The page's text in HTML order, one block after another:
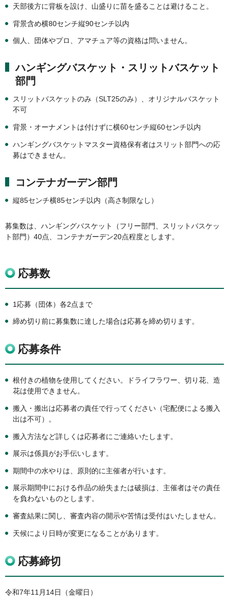
天部後方に背板を設け、山盛りに苗を盛ることは避けること。
背景含め横80センチ縦90センチ以内
個人、団体やプロ、アマチュア等の資格は問いません。
ハンギングバスケット・スリットバスケット
部門
スリットバスケットのみ（SLT25のみ）、オリジナルバスケット
不可
背景・オーナメントは付けずに横60センチ縦60センチ以内
ハンギングバスケットマスター資格保有者はスリット部門への応
募はできません。
コンテナガーデン部門
縦85センチ横85センチ以内（高さ制限なし）
募集数は、ハンギングバスケット（フリー部門、スリットバスケッ
ト部門）40点、コンテナガーデン20点程度とします。
応募数
1応募（団体）各2点まで
締め切り前に募集数に達した場合は応募を締め切ります。
応募条件
根付きの植物を使用してください。ドライフラワー、切り花、造
花は使用できません。
搬入・搬出は応募者の責任で行ってください（宅配便による搬入
出は不可）。
搬入方法など詳しくは応募者にご連絡いたします。
展示は係員がお手伝いします。
期間中の水やりは、原則的に主催者が行います。
展示期間中における作品の紛失または破損は、主催者はその責任
を負わないものとします。
審査結果に関し、審査内容の開示や苦情は受付はいたしません。
天候により日時が変更になることがあります。
応募締切
令和7年11月14日（金曜日）